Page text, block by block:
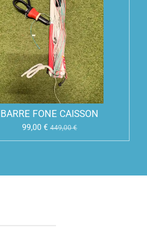
BARRE FONE CAISSON
99,00 € 449,00 €